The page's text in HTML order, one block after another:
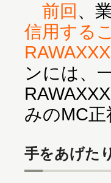
前回、
信用する
RAWAXXX
ンには、
みのMC正
手をあげた